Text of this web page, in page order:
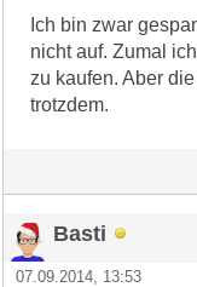
Ich bin zwar
nicht auf. Zumal
zu kaufen. Aber
trotzdem.
Basti
07.09.2014, 13:53